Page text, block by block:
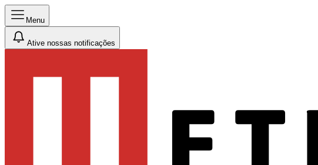
Menu
Ative nossas notificações